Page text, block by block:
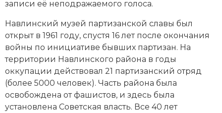
История международных отношений
История, философия, теория и методология
исторического знания
Итория международных отношений
Латинская Америка
записи её неподражаемого голоса.
Навлинский музей партизанской славы был
открыт в 1961 году, спустя 16 лет после окончания
войны по инициативе бывших партизан. На
территории Навлинского района в годы
оккупации действовал 21 партизанский отряд
(более 5000 человек). Часть района была
освобождена от фашистов, и здесь была
установлена Советская власть. Все 40 лет